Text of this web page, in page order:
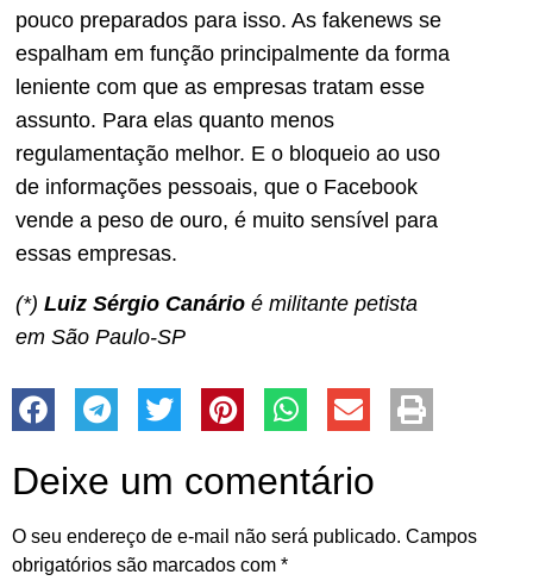
pouco preparados para isso. As fakenews se
espalham em função principalmente da forma
leniente com que as empresas tratam esse
assunto. Para elas quanto menos
regulamentação melhor. E o bloqueio ao uso
de informações pessoais, que o Facebook
vende a peso de ouro, é muito sensível para
essas empresas.
(*) Luiz Sérgio Canário é militante petista
em São Paulo-SP
Deixe um comentário
O seu endereço de e-mail não será publicado. Campos
obrigatórios são marcados com *